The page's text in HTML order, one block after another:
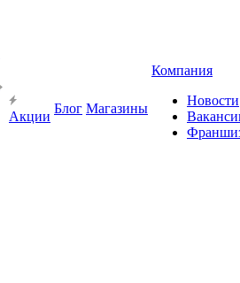
Акции
Блог Магазины
Компания
Новости